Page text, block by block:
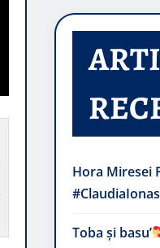
Hora Miresei
Toba și basu’